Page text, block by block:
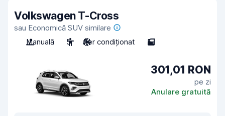
Volkswagen T-Cross
sau Economică SUV similare
Manuală
5 Aer condiționat 5
301,01 RON
pe zi
Anulare gratuită